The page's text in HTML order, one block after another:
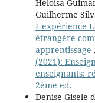
Heloisa
Guilherme
L'expérience
étrangère
apprentissage ,
(2021):
enseignants:
2ème ed.
Denise Gisele